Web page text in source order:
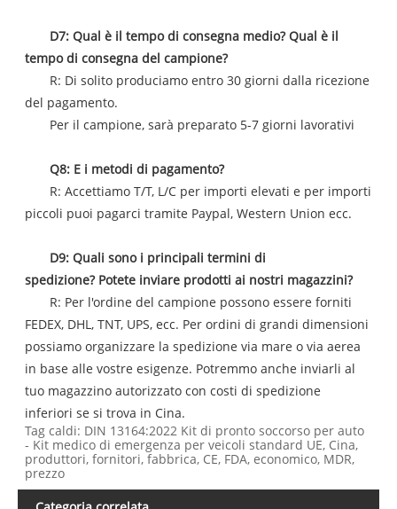
D7: Qual è il tempo di consegna medio? Qual è il
tempo di consegna del campione?
R: Di solito produciamo entro 30 giorni dalla ricezione
del pagamento.
Per il campione, sarà preparato 5-7 giorni lavorativi
Q8: E i metodi di pagamento?
R: Accettiamo T/T, L/C per importi elevati e per importi
piccoli puoi pagarci tramite Paypal, Western Union ecc.
D9: Quali sono i principali termini di
spedizione? Potete inviare prodotti ai nostri magazzini?
R: Per l'ordine del campione possono essere forniti
FEDEX, DHL, TNT, UPS, ecc. Per ordini di grandi dimensioni
possiamo organizzare la spedizione via mare o via aerea
in base alle vostre esigenze. Potremmo anche inviarli al
tuo magazzino autorizzato con costi di spedizione
inferiori se si trova in Cina.
Tag caldi: DIN 13164:2022 Kit di pronto soccorso per auto
- Kit medico di emergenza per veicoli standard UE, Cina,
produttori, fornitori, fabbrica, CE, FDA, economico, MDR,
prezzo